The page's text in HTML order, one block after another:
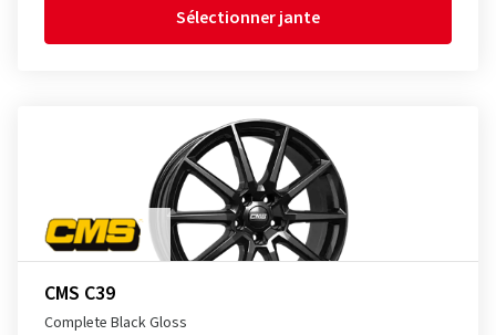
Sélectionner jante
CMS C39
Complete Black Gloss